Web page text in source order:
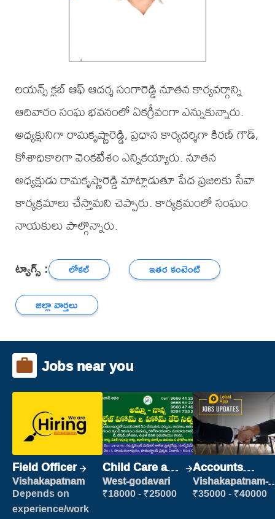
లయన్స్ క్లబ్ ఆఫ్ ఆదర్శ సంగారెడ్డి నూతన కార్యవర్గాన్ని
ఆదివారం సంఘ భవనంలో ఏకగ్రీవంగా ఎన్నుకున్నారు.
అధ్యక్షునిగా రామకృష్ణారెడ్డి, ప్రధాన కార్యదర్శిగా కిరణ్ గౌడ్,
కోశాధికారిగా వెంకటేశం ఎన్నికయ్యారు. నూతన
అధ్యక్షుడు రామకృష్ణారెడ్డి మాట్లాడుతూ పేద ప్రజలకు సేవా
కార్యక్రమాలు చేస్తామని చెప్పారు. కార్యక్రమంలో సంఘం
నాయకులు పాల్గొన్నారు.
ట్యాగ్స్ : లోకల్
ఇతర కంటెంట్
జిల్లా వార్తలు
Jobs near you
Field Officer
Vishakapatnam
Depends on
experience/work
Child Care and
Patient care
West-godavari
₹18000 - ₹25000
Accounts
Clerk
Vishakapatnam-
new
₹35000 - ₹40000